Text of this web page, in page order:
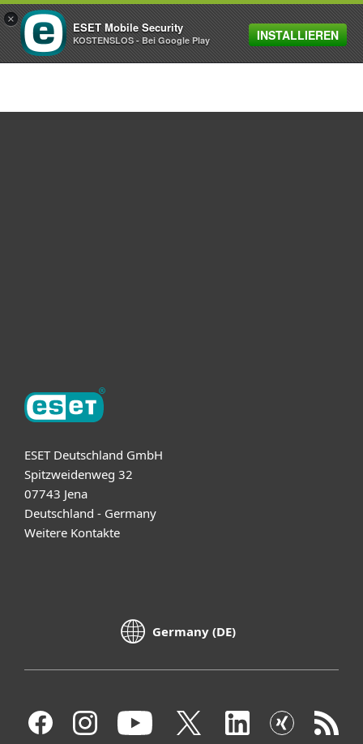
MENU
ESET Deutschland GmbH
Spitzweidenweg 32
07743 Jena
Deutschland - Germany
Weitere Kontakte
Germany (DE)
×
ESET Mobile Security
KOSTENSLOS - Bei Google Play INSTALLIEREN